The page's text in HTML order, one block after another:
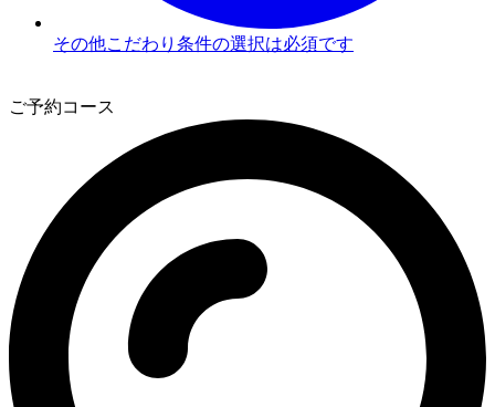
その他こだわり条件の選択は必須です
ご予約コース